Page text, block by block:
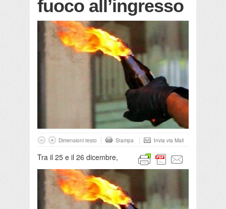
fuoco all’ingresso
Dimensioni testo Stampa Invia via Mail
Tra il 25 e il 26 dicembre,